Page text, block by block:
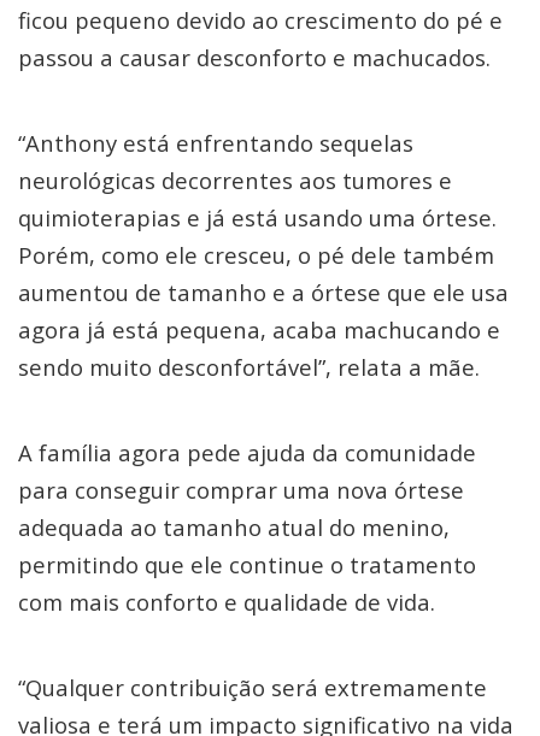
ficou pequeno devido ao crescimento do pé e
passou a causar desconforto e machucados.
“Anthony está enfrentando sequelas
neurológicas decorrentes aos tumores e
quimioterapias e já está usando uma órtese.
Porém, como ele cresceu, o pé dele também
aumentou de tamanho e a órtese que ele usa
agora já está pequena, acaba machucando e
sendo muito desconfortável”, relata a mãe.
A família agora pede ajuda da comunidade
para conseguir comprar uma nova órtese
adequada ao tamanho atual do menino,
permitindo que ele continue o tratamento
com mais conforto e qualidade de vida.
“Qualquer contribuição será extremamente
valiosa e terá um impacto significativo na vida